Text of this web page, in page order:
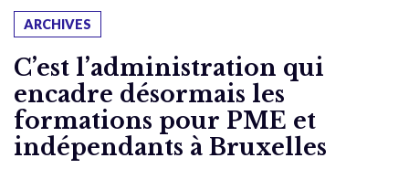
ARCHIVES
C’est l’administration qui
encadre désormais les
formations pour PME et
indépendants à Bruxelles